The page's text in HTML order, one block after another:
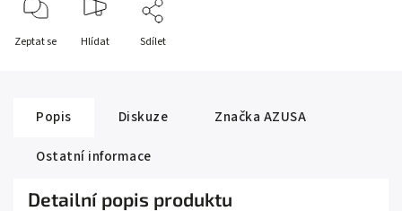
Zeptat se Hlídat Sdílet
Popis Diskuze Značka AZUSA
Ostatní informace
Detailní popis produktu